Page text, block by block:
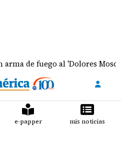
al 'Dolores Moscote'
e-papper mis noticias